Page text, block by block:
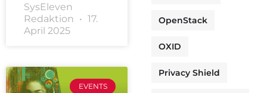
SysEleven
Redaktion
17.
April 2025
EVENTS
OpenStack
OXID
Privacy Shield